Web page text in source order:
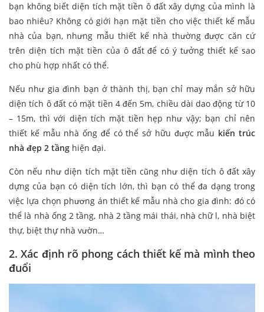
bạn không biết diện tích mặt tiền ô đất xây dựng của mình là
bao nhiêu? Không có giới hạn mặt tiền cho việc thiết kế mẫu
nhà của bạn, nhưng mẫu thiết kế nhà thường được căn cứ
trên diện tích mặt tiền của ô đất để có ý tưởng thiết kế sao
cho phù hợp nhất có thể.
Nếu như gia đình bạn ở thành thị, bạn chỉ may mắn sở hữu
diện tích ô đất có mặt tiền 4 đến 5m, chiều dài dao động từ 10
– 15m, thì với diện tích mặt tiền hẹp như vậy; bạn chỉ nên
thiết kế mẫu nhà ống để có thể sở hữu được mẫu kiến trúc
nhà đẹp 2 tầng hiện đại.
Còn nếu như diện tích mặt tiền cũng như diện tích ô đất xây
dựng của bạn có diện tích lớn, thì bạn có thể đa dạng trong
việc lựa chọn phương án thiết kế mẫu nhà cho gia đình: đó có
thể là nhà ống 2 tầng, nhà 2 tầng mái thái, nhà chữ l, nhà biệt
thự, biệt thự nhà vườn…
2. Xác định rõ phong cách thiết kế mà mình theo
đuổi